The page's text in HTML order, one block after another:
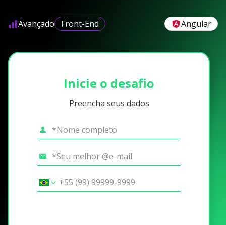
Avançado Front-End Angular
Inicie o desafio
Preencha seus dados